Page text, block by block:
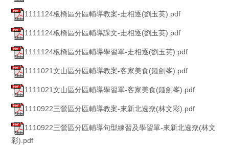
1111124板橋區分區輔導教案-走相逐(劉玉英).pdf
1111124板橋區分區輔導課文-走相逐(劉玉英).pdf
1111124板橋區分區輔導學習單-走相逐(劉玉英).pdf
1111021文山區分區輔導教案-客家美食(鍾劍峯).pdf
1111021文山區分區輔導學習單-客家美食(鍾劍峯).pdf
1110922三鶯區分區輔導教案-來新北遶尞(林文彩).pdf
1110922三鶯區分區輔導句型練習及學習單-來新北遶尞(林文
彩).pdf